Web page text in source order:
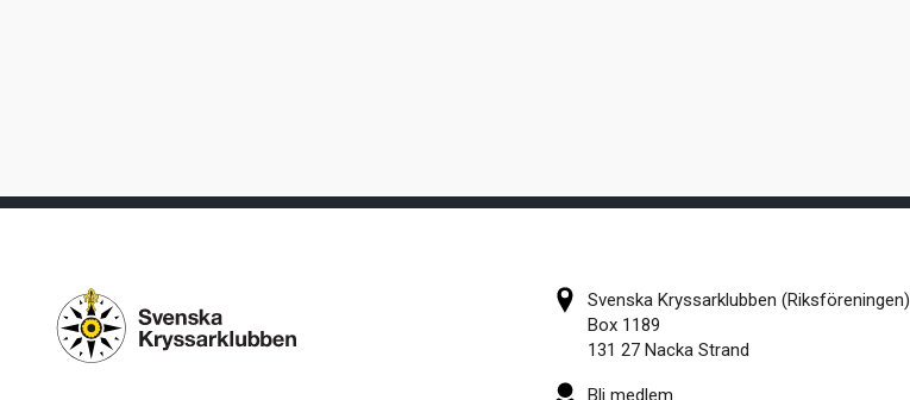
Svenska Kryssarklubben (Riksföreningen)
Box 1189
131 27 Nacka Strand
Bli medlem